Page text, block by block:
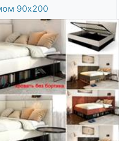
90х200